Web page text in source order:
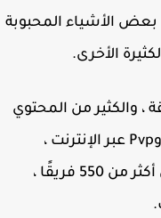
الأشياء المحبوبة
الأخرى.
والكثير من المحتوي
ويشمل ذلك وضع حملة لاعب واحد ، وPvp عبر الإنترنت ،
والبطولات عبر الإنترنت ، واللاعبين من أكثر من 550 فريقًا ،